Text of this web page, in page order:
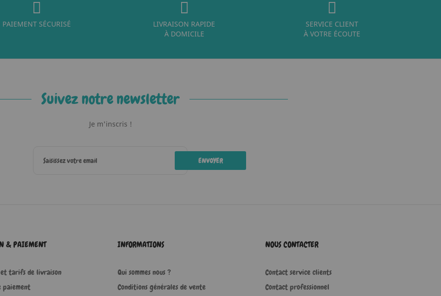
PAIEMENT SÉCURISÉ
LIVRAISON RAPIDE
À DOMICILE
SERVICE CLIENT
À VOTRE ÉCOUTE
Suivez notre newsletter
Je m'inscris !
ENVOYER
& PAIEMENT
et tarifs de livraison
paiement
INFORMATIONS
Qui sommes nous ?
Conditions générales de vente
NOUS CONTACTER
Contact service clients
Contact professionnel